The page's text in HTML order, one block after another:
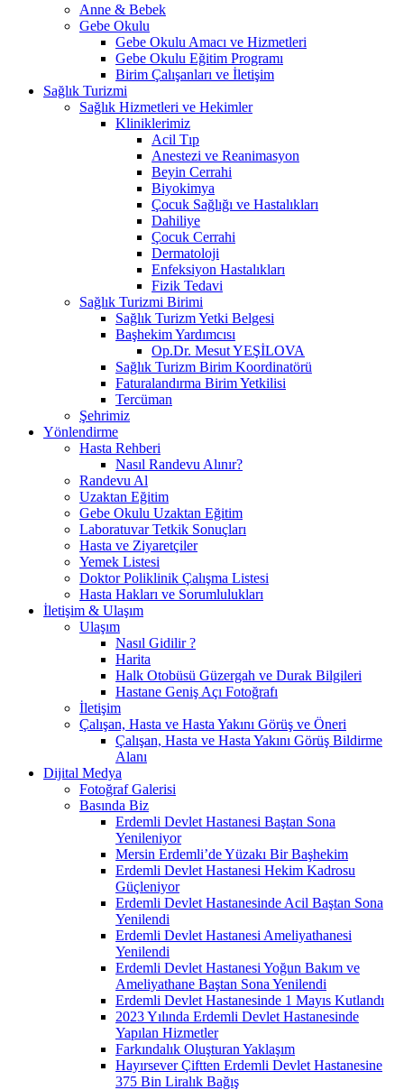
Anne & Bebek
Gebe Okulu
Gebe Okulu Amacı ve Hizmetleri
Gebe Okulu Eğitim Programı
Birim Çalışanları ve İletişim
Sağlık Turizmi
Sağlık Hizmetleri ve Hekimler
Kliniklerimiz
Acil Tıp
Anestezi ve Reanimasyon
Beyin Cerrahi
Biyokimya
Çocuk Sağlığı ve Hastalıkları
Dahiliye
Çocuk Cerrahi
Dermatoloji
Enfeksiyon Hastalıkları
Fizik Tedavi
Sağlık Turizmi Birimi
Sağlık Turizm Yetki Belgesi
Başhekim Yardımcısı
Op.Dr. Mesut YEŞİLOVA
Sağlık Turizm Birim Koordinatörü
Faturalandırma Birim Yetkilisi
Tercüman
Şehrimiz
Yönlendirme
Hasta Rehberi
Nasıl Randevu Alınır?
Randevu Al
Uzaktan Eğitim
Gebe Okulu Uzaktan Eğitim
Laboratuvar Tetkik Sonuçları
Hasta ve Ziyaretçiler
Yemek Listesi
Doktor Poliklinik Çalışma Listesi
Hasta Hakları ve Sorumlulukları
İletişim & Ulaşım
Ulaşım
Nasıl Gidilir ?
Harita
Halk Otobüsü Güzergah ve Durak Bilgileri
Hastane Geniş Açı Fotoğrafı
İletişim
Çalışan, Hasta ve Hasta Yakını Görüş ve Öneri
Çalışan, Hasta ve Hasta Yakını Görüş Bildirme
Alanı
Dijital Medya
Fotoğraf Galerisi
Basında Biz
Erdemli Devlet Hastanesi Baştan Sona
Yenileniyor
Mersin Erdemli’de Yüzakı Bir Başhekim
Erdemli Devlet Hastanesi Hekim Kadrosu
Güçleniyor
Erdemli Devlet Hastanesinde Acil Baştan Sona
Yenilendi
Erdemli Devlet Hastanesi Ameliyathanesi
Yenilendi
Erdemli Devlet Hastanesi Yoğun Bakım ve
Ameliyathane Baştan Sona Yenilendi
Erdemli Devlet Hastanesinde 1 Mayıs Kutlandı
2023 Yılında Erdemli Devlet Hastanesinde
Yapılan Hizmetler
Farkındalık Oluşturan Yaklaşım
Hayırsever Çiftten Erdemli Devlet Hastanesine
375 Bin Liralık Bağış